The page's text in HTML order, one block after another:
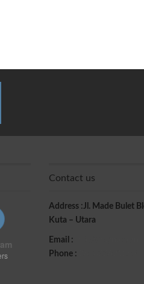
Contact us
Address :Jl. Made Bulet
Kuta – Utara
Email :
Phone :